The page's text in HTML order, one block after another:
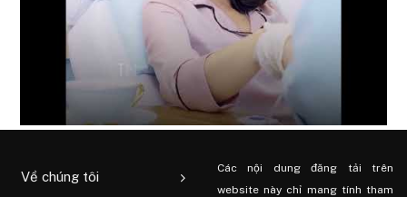
Về chúng tôi
Các nội dung đăng tải trên
website này chỉ mang tính tham